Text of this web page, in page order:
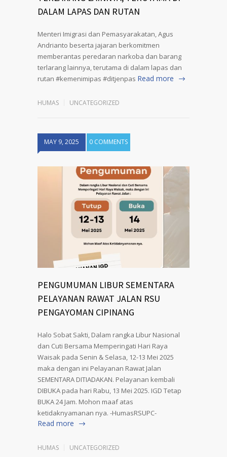
DALAM LAPAS DAN RUTAN
Menteri Imigrasi dan Pemasyarakatan, Agus
Andrianto beserta jajaran berkomitmen
memberantas peredaran narkoba dan barang
terlarang lainnya, terutama di dalam lapas dan
rutan #kemenimipas #ditjenpas Read more
HUMAS UNCATEGORIZED
MAY 9, 2025 0 COMMENTS
PENGUMUMAN LIBUR SEMENTARA
PELAYANAN RAWAT JALAN RSU
PENGAYOMAN CIPINANG
Halo Sobat Sakti, Dalam rangka Libur Nasional
dan Cuti Bersama Memperingati Hari Raya
Waisak pada Senin & Selasa, 12-13 Mei 2025
maka dengan ini Pelayanan Rawat Jalan
SEMENTARA DITIADAKAN. Pelayanan kembali
DIBUKA pada hari Rabu, 13 Mei 2025. IGD Tetap
BUKA 24 Jam. Mohon maaf atas
ketidaknyamanan nya. -HumasRSUPC-
Read more
HUMAS UNCATEGORIZED